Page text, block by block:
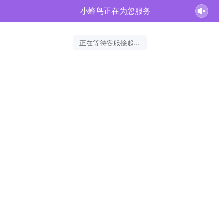
小蜂鸟正在为您服务
正在等待客服接起...